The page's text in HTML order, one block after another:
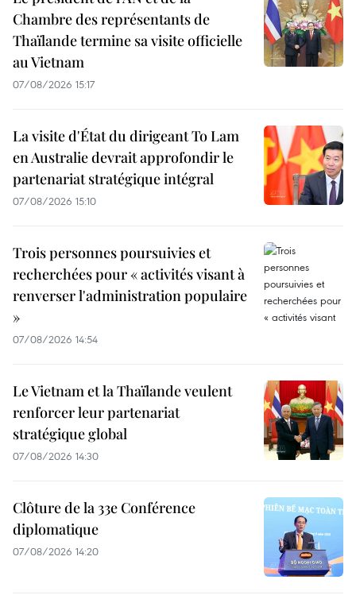
Chambre des représentants de
Thaïlande termine sa visite officielle
au Vietnam
07/08/2026 15:17
La visite d'État du dirigeant To Lam
en Australie devrait approfondir le
partenariat stratégique intégral
07/08/2026 15:10
Trois personnes poursuivies et
recherchées pour « activités visant à
renverser l'administration populaire
»
07/08/2026 14:54
Le Vietnam et la Thaïlande veulent
renforcer leur partenariat
stratégique global
07/08/2026 14:30
Clôture de la 33e Conférence
diplomatique
07/08/2026 14:20